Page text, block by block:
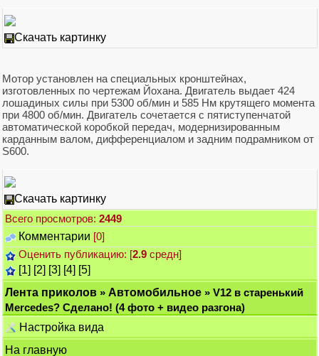
Скачать картинку
Мотор установлен на специальных кронштейнах,
изготовленных по чертежам Йохана. Двигатель выдает 424
лошадиных силы при 5300 об/мин и 585 Нм крутящего момента
при 4800 об/мин. Двигатель сочетается с пятиступенчатой
автоматической коробкой передач, модернизированным
карданным валом, дифференциалом и задним подрамником от
S600.
Скачать картинку
Всего просмотров: 2449
Комментарии [0]
Оценить публикацию: [2.9 средн]
[1] [2] [3] [4] [5]
Лента приколов » Автомобильное » V12 в старенький
Mercedes? Сделано! (4 фото + видео разгона)
Настройка вида
На главную